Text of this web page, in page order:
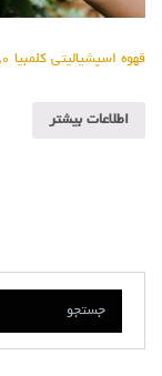
قهوه اسپشیالیتی کلمبیا ۲۵۰ گرم
اطلاعات بیشتر